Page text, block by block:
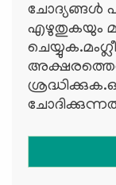
ചോദ്യങ്ങള്‍
എഴുതുകയും